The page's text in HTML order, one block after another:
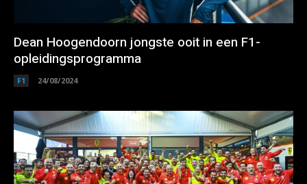
Dean Hoogendoorn jongste ooit in een F1-
opleidingsprogramma
F1 24/08/2024